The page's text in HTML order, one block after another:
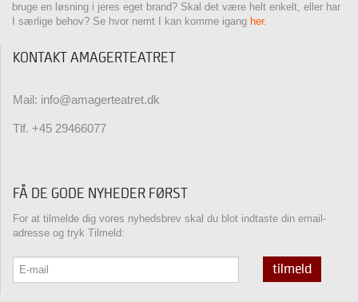
bruge en løsning i jeres eget brand? Skal det være helt enkelt, eller har
I særlige behov? Se hvor nemt I kan komme igang her.
KONTAKT AMAGERTEATRET
Mail: info@amagerteatret.dk
Tlf. +45 29466077
FÅ DE GODE NYHEDER FØRST
For at tilmelde dig vores nyhedsbrev skal du blot indtaste din email-
adresse og tryk Tilmeld:
tilmeld